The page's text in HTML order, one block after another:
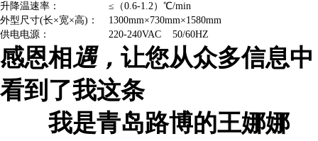
升降温速率：
≤（0.6-1.2）℃/min
外型尺寸(长×宽×高)：
1300mm×730mm×1580mm
供电电源：
220-240VAC 50/60HZ
感恩相遇， 让您从众多信息中
看到了我这条
我是青岛路博的王娜娜